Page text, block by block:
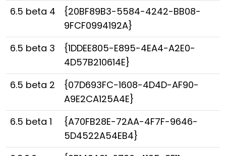
6.5 beta 4
{20BF89B3-5584-4242-BB08-
9FCF0994192A}
6.5 beta 3
{1DDEE805-E895-4EA4-A2E0-
4D57B210614E}
6.5 beta 2
{07D693FC-1608-4D4D-AF90-
A9E2CA125A4E}
6.5 beta 1
{A70FB28E-72AA-4F7F-9646-
5D4522A54EB4}